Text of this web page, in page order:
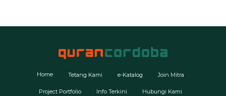
Home Tetang Kami e-Katalog Join Mitra
Project Portfolio Info Terkini Hubungi Kami